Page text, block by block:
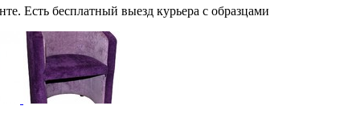
Есть бесплатный выезд курьера с образцами